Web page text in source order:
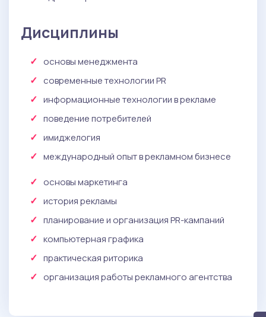
Дисциплины
основы менеджмента
современные технологии PR
информационные технологии в рекламе
поведение потребителей
имиджелогия
международный опыт в рекламном бизнесе
основы маркетинга
история рекламы
планирование и организация PR-кампаний
компьютерная графика
практическая риторика
организация работы рекламного агентства